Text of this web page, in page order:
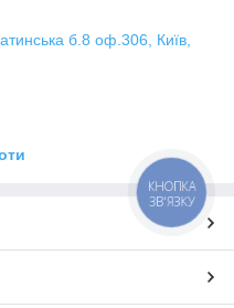
б.8 оф.306, Київ,
КНОПКА
ЗВ'ЯЗКУ